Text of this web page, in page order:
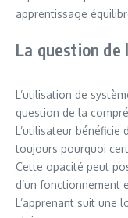
apprentissage
La question
L’utilisation de
question de la
L’utilisateur bénéficie
toujours pourquoi
Cette opacité peut
d’un fonctionnement
L’apprenant suit une